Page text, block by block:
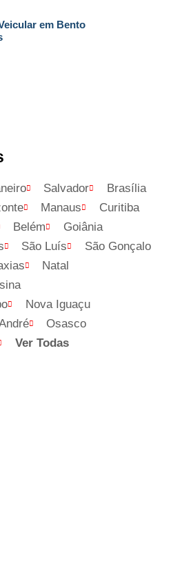
em Bento
Salvador
Brasília
Manaus
Curitiba
Belém
Goiânia
São Luís
São Gonçalo
Natal
Nova Iguaçu
Osasco
Ver Todas